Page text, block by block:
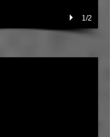
1/2